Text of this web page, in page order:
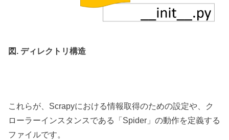
図. ディレクトリ構造
これらが、Scrapyにおける情報取得のための設定や、ク
ローラーインスタンスである「Spider」の動作を定義する
ファイルです。